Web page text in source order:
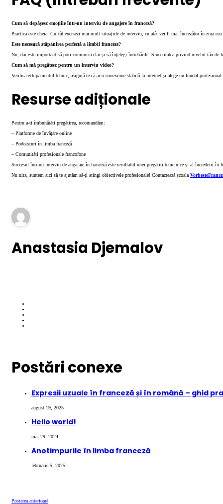
Cum să depășesc emoțiile într-un interviu de angajere în franceză?
Practica este cheia. Cu cât exersezi mai mult situațiile de interviu, cu atât vei fi mai încrezător în ziua cea
Este necesară stăpânirea perfectă a limbii franceze?
Nu, dar este important să poți comunica clar și să înțelegi întrebările. Sinceritatea privind nivelul tău de
Cum să mă pregătesc pentru un interviu video?
Verifică echipamentul tehnic, asigură-te că ai o conexiune stabilă la internet și alege un fundal profesional.
Resurse adiționale
Pentru a-ți îmbunătăți pregătirea, recomandăm:
– Platforme de învățare online
– Podcasturi în limba franceză
– Comunități profesionale francofone
Succesul într-un interviu de angajare în franceză este rezultatul unei pregătiri temeinice și al încrederii
Nu uita, suntem aici să te ajutăm să-ți atingi obiectivele profesionale! Contactează școala
Anastasia Djemalov
Postări conexe
Expresii uzuale în franceză și în română – ghid
august 19, 2025
Hello world!
mai 29, 2024
Anotimpurile în limba franceză
februarie 5, 2025
Postarea anterioară